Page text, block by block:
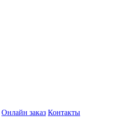
Онлайн заказ Контакты